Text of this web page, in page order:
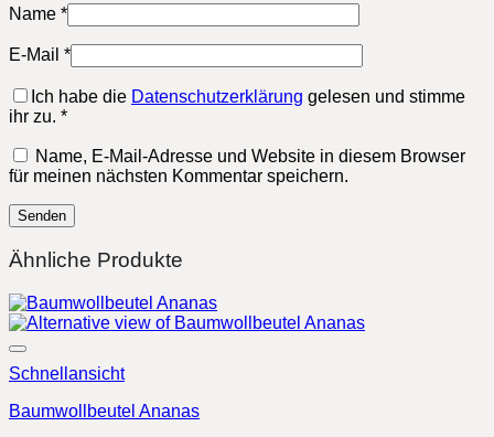
Name *
E-Mail *
Ich habe die Datenschutzerklärung gelesen und stimme
ihr zu. *
Name, E-Mail-Adresse und Website in diesem Browser
für meinen nächsten Kommentar speichern.
Ähnliche Produkte
Schnellansicht
Baumwollbeutel Ananas